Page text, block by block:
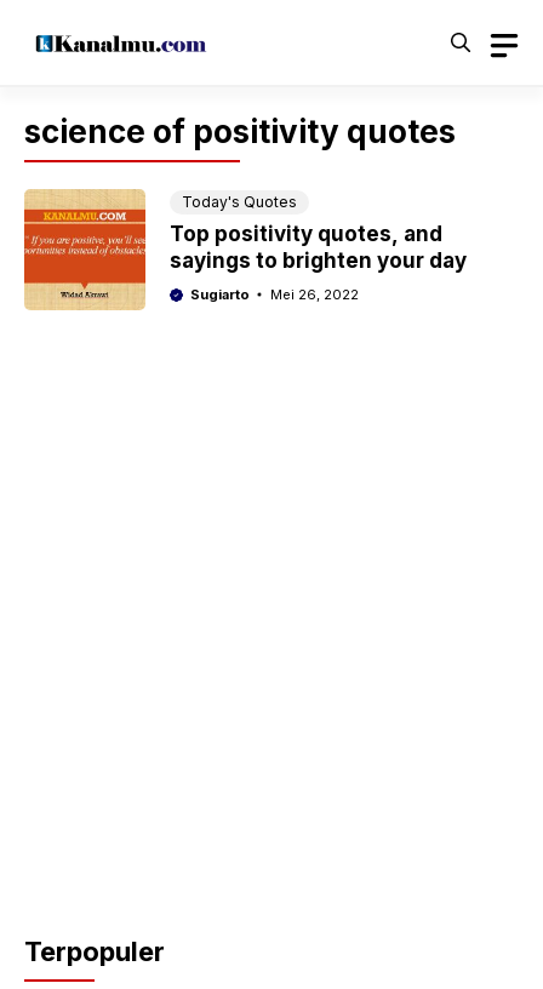
science of positivity quotes
Today's Quotes
Top positivity quotes, and
sayings to brighten your day
Sugiarto Mei 26, 2022
Terpopuler